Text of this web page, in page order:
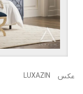
عکس LUXAZIN